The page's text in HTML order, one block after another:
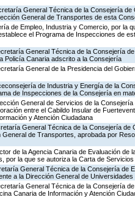
General Técnica de la Consejería
General de Transportes de esta
de Empleo, Industria y Comercio, por la
el Programa de Inspecciones de
General Técnica de la Consejería
Policía Canaria adscrito a la Consejería
General de la Presidencia del
de Industria y Energía de la
de Inspecciones de la Consejería en
General de Servicios de la
entre el Cabildo Insular de
y Atención Ciudadana
General Técnica de la Consejería
de Transportes, aprobada por
de la Agencia Canaria de Evaluación
por la que se autoriza la Carta de
General Técnica de la Consejería
a la Dirección General de Universidades
General Técnica de la Consejería
Canaria de Información y Atención